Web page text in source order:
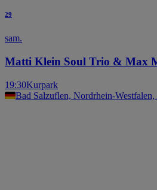
29
sam.
Matti Klein Soul Trio & Max
19:30Kurpark
Bad Salzuflen, Nordrhein-